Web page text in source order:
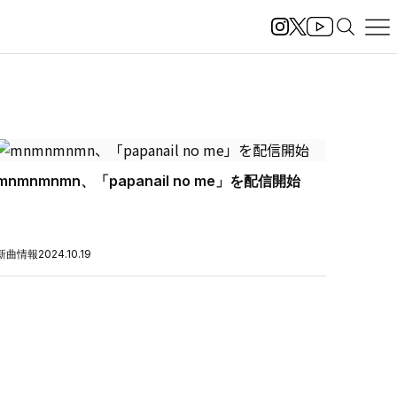
、「papanail no me」を配信開始
曲情報2024.10.19